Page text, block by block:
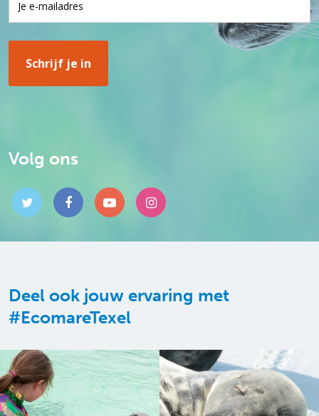
Volg ons
Deel ook jouw ervaring met
#EcomareTexel